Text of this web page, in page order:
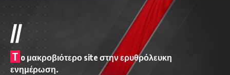
//
T o μακροβιότερο site στην ερυθρόλευκη
ενημέρωση.